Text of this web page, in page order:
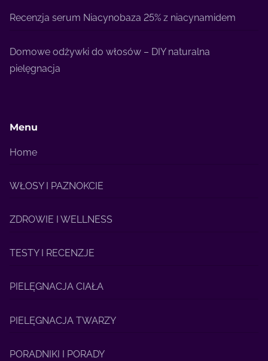
Recenzja serum Niacynobaza 25% z niacynamidem
Domowe odżywki do włosów – DIY naturalna
pielęgnacja
Menu
Home
WŁOSY I PAZNOKCIE
ZDROWIE I WELLNESS
TESTY I RECENZJE
PIELĘGNACJA CIAŁA
PIELĘGNACJA TWARZY
PORADNIKI I PORADY